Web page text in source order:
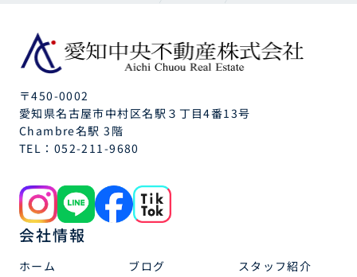
〒450-0002
愛知県名古屋市中村区名駅３丁目4番13号
Chambre名駅 3階
TEL： 052-211-9680
会社情報
ホーム ブログ
スタッフ紹介